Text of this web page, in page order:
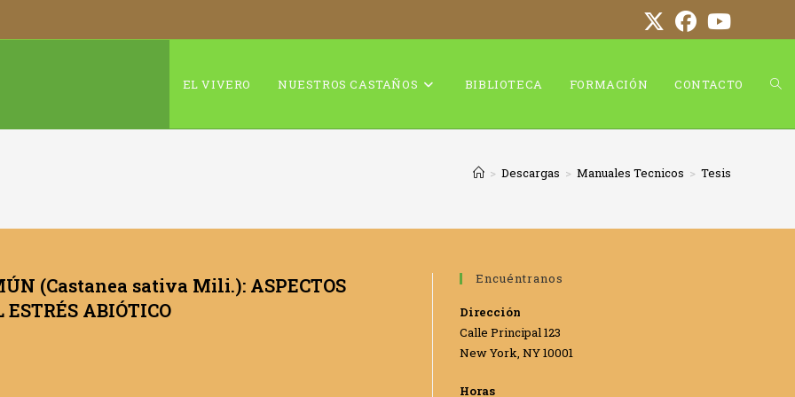
EL VIVERO NUESTROS CASTAÑOS BIBLIOTECA FORMACIÓN CONTACTO
> Descargas > Manuales Tecnicos > Tesis
(Castanea sativa Mili.): ASPECTOS
ABIÓTICO
Encuéntranos
Dirección
Calle Principal 123
New York, NY 10001
Horas